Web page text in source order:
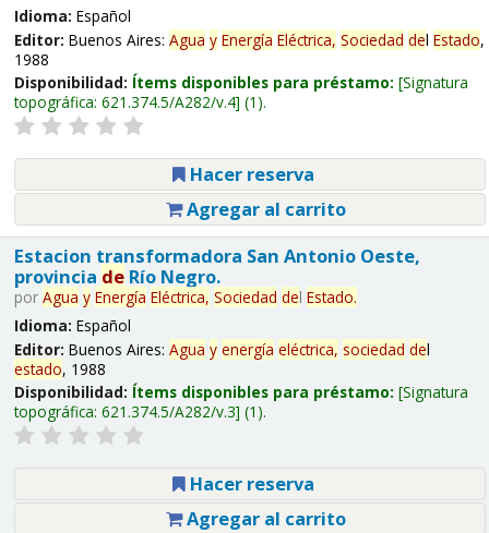
Idioma: Español
Editor: Buenos Aires: Agua y Energía Eléctrica, Sociedad del Estado,
1988
Disponibilidad: Ítems disponibles para préstamo: Signatura
topográfica: 621.374.5/A282/v.4 (1).
Hacer reserva
Agregar al carrito
Estacion transformadora San Antonio Oeste,
provincia deRío Negro.
por Agua y Energía Eléctrica, Sociedad del Estado.
Idioma: Español
Editor: Buenos Aires: Agua y energía eléctrica, sociedad del
estado, 1988
Disponibilidad: Ítems disponibles para préstamo: Signatura
topográfica: 621.374.5/A282/v.3 (1).
Hacer reserva
Agregar al carrito